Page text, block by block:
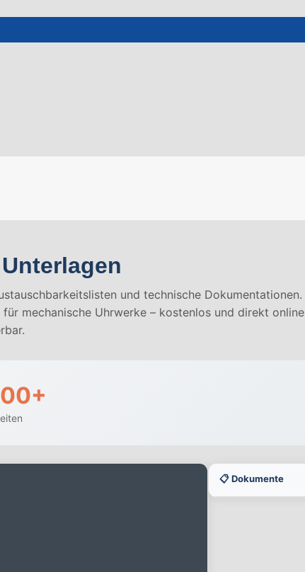
und technische Dokumentationen.
mechanische Uhrwerke – kostenlos und direkt online
📋 Dokumente